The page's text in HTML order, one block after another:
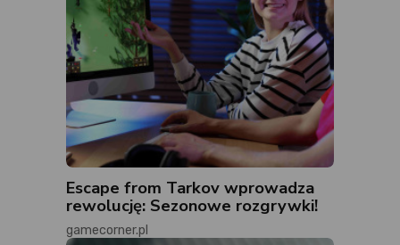
Escape from Tarkov wprowadza
rewolucję: Sezonowe rozgrywki!
gamecorner.pl